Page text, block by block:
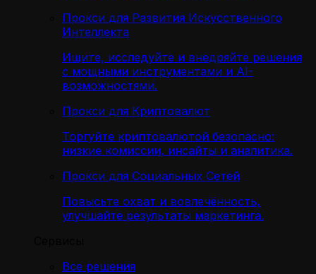
Прокси для Развития Искусственного
Интеллекта
Ищите, исследуйте и внедряйте решения
с мощными инструментами и AI-
возможностями.
Прокси для Криптовалют
Торгуйте криптовалютой безопасно:
низкие комиссии, инсайты и аналитика.
Прокси для Социальных Сетей
Повысьте охват и вовлечённость,
улучшайте результаты маркетинга.
Все решения